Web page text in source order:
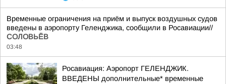
Временные ограничения на приём и выпуск воздушных судов
введены в аэропорту Геленджика, сообщили в Росавиации//
СОЛОВЬЁВ
03:48
Росавиация: Аэропорт ГЕЛЕНДЖИК.
ВВЕДЕНЫ дополнительные* временные